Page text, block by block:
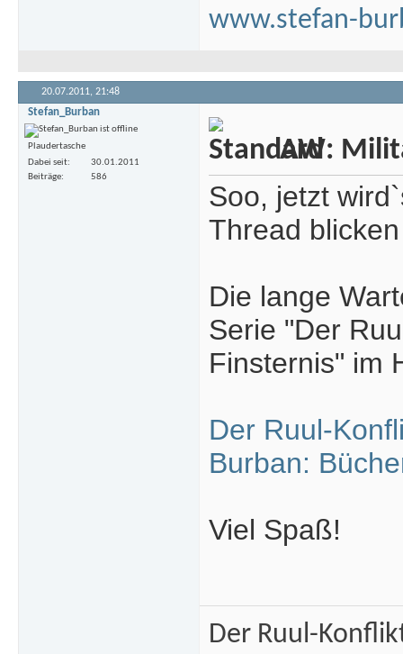
www.stefan-
20.07.2011, 21:48
Stefan_Burban
Plaudertasche
Dabei seit
30.01.2011
Beiträge
586
AW:
Soo, jetzt
Thread
Die lange
Serie "Der
Finsternis" im
Der Ruul-
Burban:
Viel Spaß!
Der Ruul-